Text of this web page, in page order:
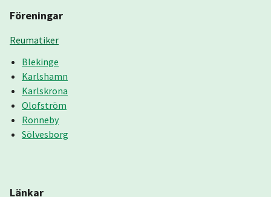
Föreningar
Reumatiker
Blekinge
Karlshamn
Karlskrona
Olofström
Ronneby
Sölvesborg
Länkar